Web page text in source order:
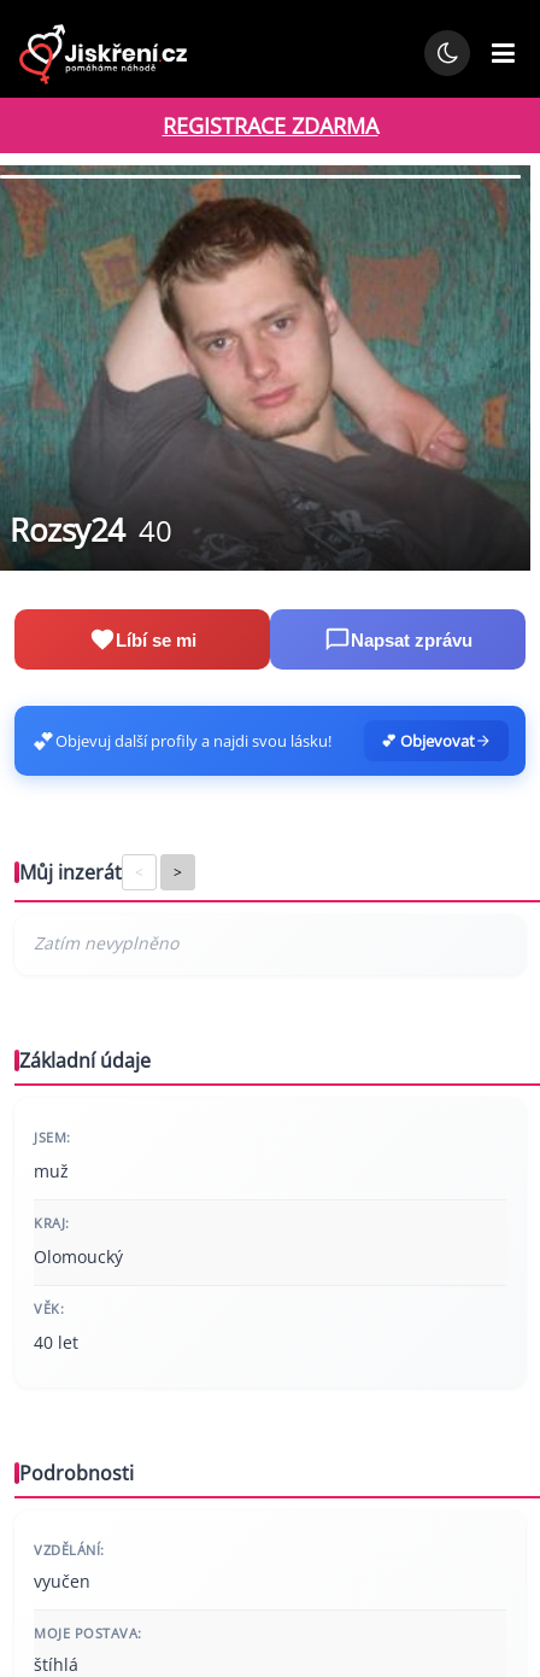
REGISTRACE ZDARMA
Rozsy24 40
Líbí se mi Napsat zprávu
💕Objevuj další profily a najdi svou lásku! 💕 Objevovat
Můj inzerát < >
Základní údaje
JSEM:
muž
KRAJ:
Olomoucký
VĚK:
40 let
Podrobnosti
VZDĚLÁNÍ:
vyučen
MOJE POSTAVA:
štíhlá